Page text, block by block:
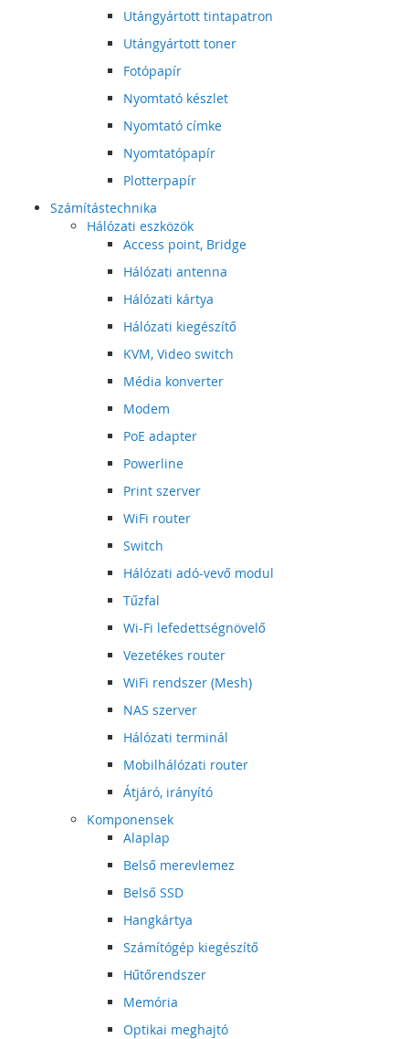
Utángyártott tintapatron
Utángyártott toner
Fotópapír
Nyomtató készlet
Nyomtató címke
Nyomtatópapír
Plotterpapír
Számítástechnika
Hálózati eszközök
Access point, Bridge
Hálózati antenna
Hálózati kártya
Hálózati kiegészítő
KVM, Video switch
Média konverter
Modem
PoE adapter
Powerline
Print szerver
WiFi router
Switch
Hálózati adó-vevő modul
Tűzfal
Wi-Fi lefedettségnövelő
Vezetékes router
WiFi rendszer (Mesh)
NAS szerver
Hálózati terminál
Mobilhálózati router
Átjáró, irányító
Komponensek
Alaplap
Belső merevlemez
Belső SSD
Hangkártya
Számítógép kiegészítő
Hűtőrendszer
Memória
Optikai meghajtó